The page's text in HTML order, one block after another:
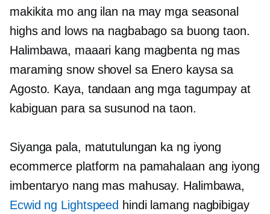
makikita mo ang ilan na may mga seasonal
highs and lows na nagbabago sa buong taon.
Halimbawa, maaari kang magbenta ng mas
maraming snow shovel sa Enero kaysa sa
Agosto. Kaya, tandaan ang mga tagumpay at
kabiguan para sa susunod na taon.
Siyanga pala, matutulungan ka ng iyong
ecommerce platform na pamahalaan ang iyong
imbentaryo nang mas mahusay. Halimbawa,
Ecwid ng Lightspeed hindi lamang nagbibigay